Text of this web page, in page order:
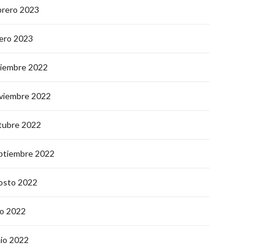
2023
2023
2022
2022
2022
2022
2022
2022
2022